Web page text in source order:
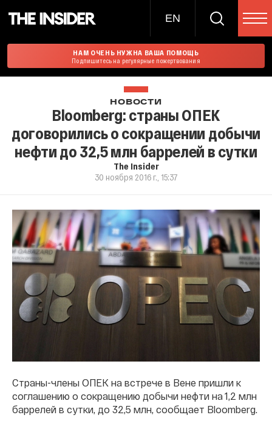
EN
НАМ ОЧЕНЬ НУЖНА ВАША ПОМОЩЬ
Подпишитесь на регулярные пожертвования
НОВОСТИ
Bloomberg: страны ОПЕК
договорились о сокращении добычи
нефти до 32,5 млн баррелей в сутки
The Insider
30 ноября 2016 г., 15:37
Страны-члены ОПЕК на встрече в Вене пришли к
соглашению о сокращению добычи нефти на 1,2 млн
баррелей в сутки, до 32,5 млн, сообщает Bloomberg.